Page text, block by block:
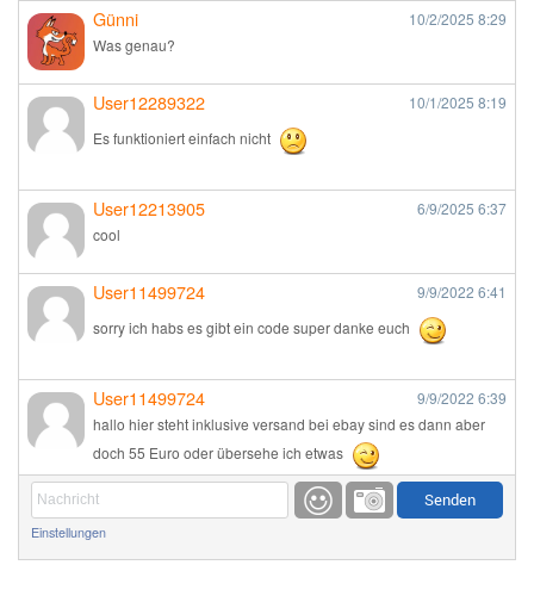
Günni 10/2/2025 8:29
Was genau?
User12289322 10/1/2025 8:19
Es funktioniert einfach nicht
User12213905 6/9/2025 6:37
cool
User11499724 9/9/2022 6:41
sorry ich habs es gibt ein code super danke euch
User11499724 9/9/2022 6:39
hallo hier steht inklusive versand bei ebay sind es dann aber
doch 55 Euro oder übersehe ich etwas
Günni 9/1/20226:17
Einstellungen